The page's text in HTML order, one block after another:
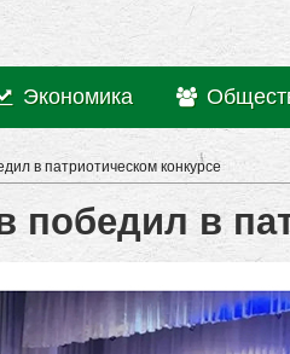
Экономика
в патриотическом конкурсе
победил в